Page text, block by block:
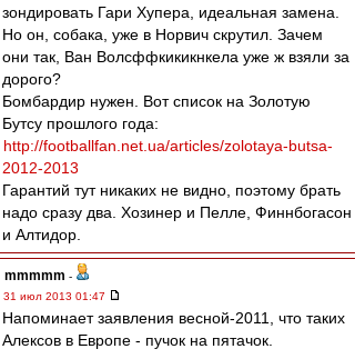
зондировать Гари Хупера, идеальная замена.
Но он, собака, уже в Норвич скрутил. Зачем
они так, Ван Волсффкикикнкела уже ж взяли за
дорого?
Бомбардир нужен. Вот список на Золотую
Бутсу прошлого года:
http://footballfan.net.ua/articles/zolotaya-butsa-
2012-2013
Гарантий тут никаких не видно, поэтому брать
надо сразу два. Хозинер и Пелле, Финнбогасон
и Алтидор.
mmmmm -
31 июл 2013 01:47
Напоминает заявления весной-2011, что таких
Алексов в Европе - пучок на пятачок.